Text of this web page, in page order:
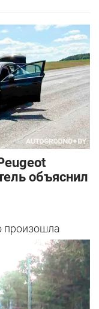
объяснил
произошла
Mazda и